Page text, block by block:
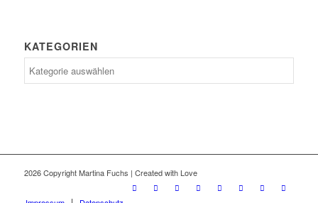
KATEGORIEN
2026 Copyright Martina Fuchs | Created with Love